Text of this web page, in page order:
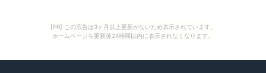
[PR] この広告は3ヶ月以上更新がないため表示されています。
ホームページを更新後24時間以内に表示されなくなります。